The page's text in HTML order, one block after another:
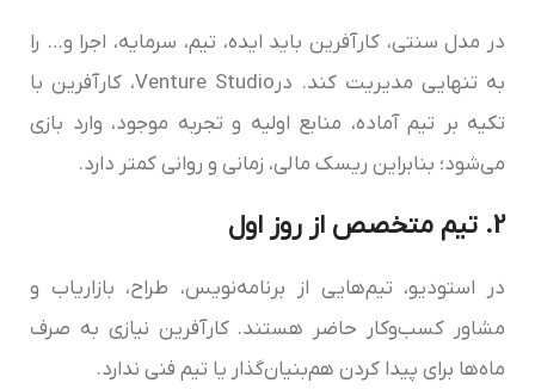
در مدل سنتی، کارآفرین باید ایده، تیم، سرمایه، اجرا و… را
به تنهایی مدیریت کند. درVenture Studio، کارآفرین با
تکیه بر تیم آماده، منابع اولیه و تجربه موجود، وارد بازی
می‌شود؛ بنابراین ریسک مالی، زمانی و روانی کمتر دارد.
2. تیم متخصص از روز اول
در استودیو، تیم‌هایی از برنامه‌نویس، طراح، بازاریاب و
مشاور کسب‌وکار حاضر هستند. کارآفرین نیازی به صرف
ماه‌ها برای پیدا کردن هم‌بنیان‌گذار یا تیم فنی ندارد.